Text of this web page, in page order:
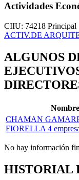
Actividades
CIIU: 74218 Principal
ACTIV.DE
ALGUNOS
Nombre
CHAMAN
FIORELLA 4
No hay información
HISTORIAL